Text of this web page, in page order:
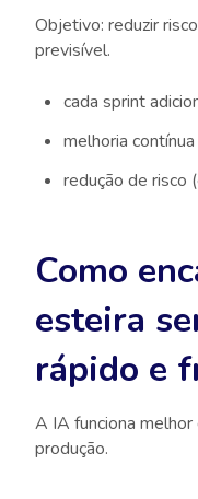
Objetivo: reduzir
previsível.
cada sprint
melhoria
redução de risco
Como
esteira
rápido e
A IA funciona
produção.